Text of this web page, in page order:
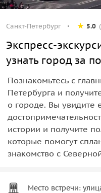
Санкт-Петербург 5.0
Экспресс-
узнать город за
Познакомьтесь с
Петербурга и
о городе. Вы увидите
истории и получите
которые помогут
знакомство с
Место встречи: